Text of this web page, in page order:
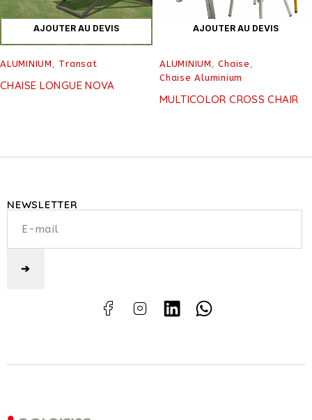
AJOUTER AU DEVIS
ALUMINIUM , Transat
CHAISE LONGUE NOVA
AJOUTER AU DEVIS
ALUMINIUM ,Chaise ,
Chaise Aluminium
MULTICOLOR CROSS CHAIR
NEWSLETTER